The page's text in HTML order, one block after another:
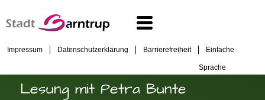
Impressum Datenschutzerklärung Barrierefreiheit Einfache
Sprache
Lesung mit Petra Bunte